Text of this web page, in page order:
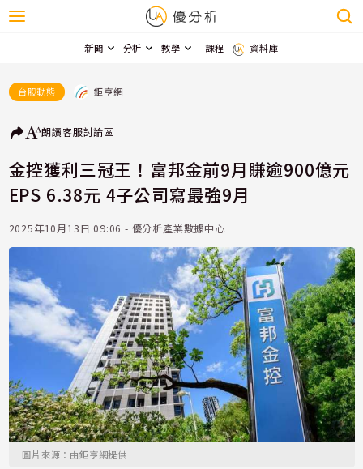
新聞 分析 教學 課程 資料庫
台股動態 鉅亨網
朗讀客服討論區
金控獲利三冠王！富邦金前9月賺逾900億元
EPS 6.38元 4子公司寫最強9月
2025年10月13日 09:06 - 優分析產業數據中心
圖片來源：由鉅亨網提供